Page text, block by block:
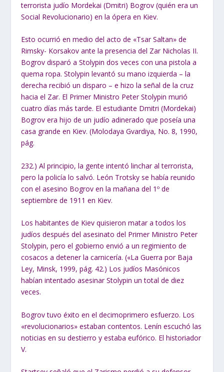
terrorista judío Mordekai (Dmitri) Bogrov (quién era un
Social Revolucionario) en la ópera en Kiev.
Esto ocurrió en medio del acto de «Tsar Saltan» de
Rimsky- Korsakov ante la presencia del Zar Nicholas II.
Bogrov disparó a Stolypin dos veces con una pistola a
quema ropa. Stolypin levantó su mano izquierda – la
derecha recibió un disparo – e hizo la señal de la cruz
hacia el Zar. El Primer Ministro Peter Stolypin murió
cuatro días más tarde. El estudiante Dmitri (Mordekai)
Bogrov era hijo de un judío adinerado que poseía una
casa grande en Kiev. (Molodaya Gvardiya, No. 8, 1990,
pág.
232.) Al principio, la gente intentó linchar al terrorista,
pero la policía lo salvó. León Trotsky se había reunido
con el asesino Bogrov en la mañana del 1º de
septiembre de 1911 en Kiev.
Los habitantes de Kiev quisieron matar a todos los
judíos después del asesinato del Primer Ministro Peter
Stolypin, pero el gobierno envió a un regimiento de
cosacos a detener la carnicería. («La Guerra por Baja
Ley, Minsk, 1999, pág. 42.) Los judíos Masónicos
habían intentado asesinar Stolypin un total de diez
veces.
Bogrov tuvo éxito en el decimoprimero esfuerzo. Los
«revolucionarios» estaban contentos. Lenín escuchó las
noticias en su destierro y estaba eufórico. El historiador
V.